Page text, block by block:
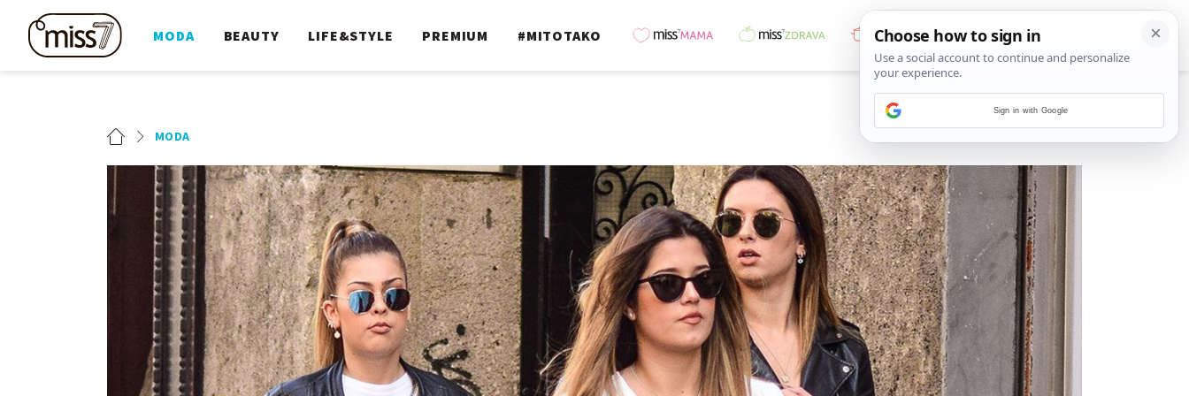
MODA BEAUTY LIFE&STYLE PREMIUM #MITOTAKO
MODA
Sign in with Google